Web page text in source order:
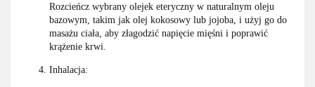
Rozcieńcz wybrany olejek eteryczny w naturalnym oleju
bazowym, takim jak olej kokosowy lub jojoba, i użyj go do
masażu ciała, aby złagodzić napięcie mięśni i poprawić
krążenie krwi.
Inhalacja: